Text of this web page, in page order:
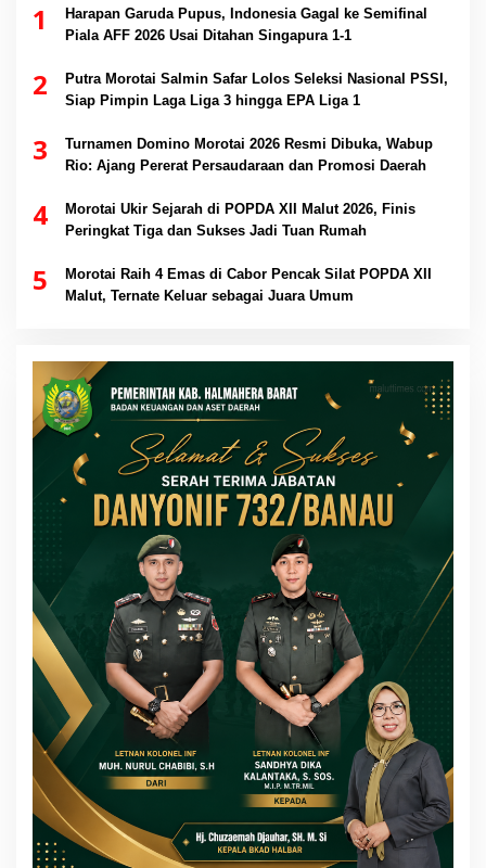
1
Harapan Garuda Pupus, Indonesia Gagal ke Semifinal
Piala AFF 2026 Usai Ditahan Singapura 1-1
2
Putra Morotai Salmin Safar Lolos Seleksi Nasional PSSI,
Siap Pimpin Laga Liga 3 hingga EPA Liga 1
3
Turnamen Domino Morotai 2026 Resmi Dibuka, Wabup
Rio: Ajang Pererat Persaudaraan dan Promosi Daerah
4
Morotai Ukir Sejarah di POPDA XII Malut 2026, Finis
Peringkat Tiga dan Sukses Jadi Tuan Rumah
5
Morotai Raih 4 Emas di Cabor Pencak Silat POPDA XII
Malut, Ternate Keluar sebagai Juara Umum